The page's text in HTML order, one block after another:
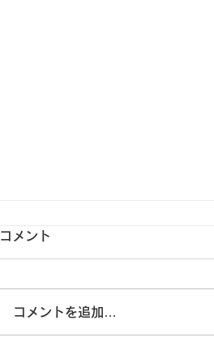
暑い中、塾に来る生徒たちへ
ました。 学年によっては、いよ
いよ夏期講習会のスタートです。
コメント
コメントを追加…